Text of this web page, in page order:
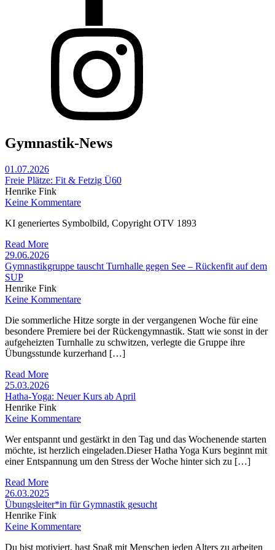
Gymnastik-News
01.07.2026
Freie Plätze: Fit & Fetzig Ü60
Henrike Fink
Keine Kommentare
KI generiertes Symbolbild, Copyright OTV 1893
Read More
29.06.2026
Gymnastikgruppe tauscht Turnhalle gegen See – Rückenfit auf dem
SUP
Henrike Fink
Keine Kommentare
Die sommerliche Hitze sorgte in der vergangenen Woche für eine
besondere Premiere bei der Rückengymnastik. Statt wie sonst in der
aufgeheizten Turnhalle zu schwitzen, verlegte die Gruppe ihre
Übungsstunde kurzerhand […]
Read More
25.03.2026
Hatha-Yoga: Neuer Kurs ab April
Henrike Fink
Keine Kommentare
Wer entspannt und gestärkt in den Tag und das Wochenende starten
möchte, ist herzlich eingeladen.Dieser Hatha Yoga Kurs beginnt mit
einer Entspannung um den Stress der Woche hinter sich zu […]
Read More
26.03.2025
Übungsleiter*in für Gymnastik gesucht
Henrike Fink
Keine Kommentare
Du bist motiviert, hast Spaß mit Menschen jeden Alters zu arbeiten